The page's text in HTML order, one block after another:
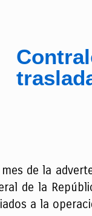
de la
de la
a la